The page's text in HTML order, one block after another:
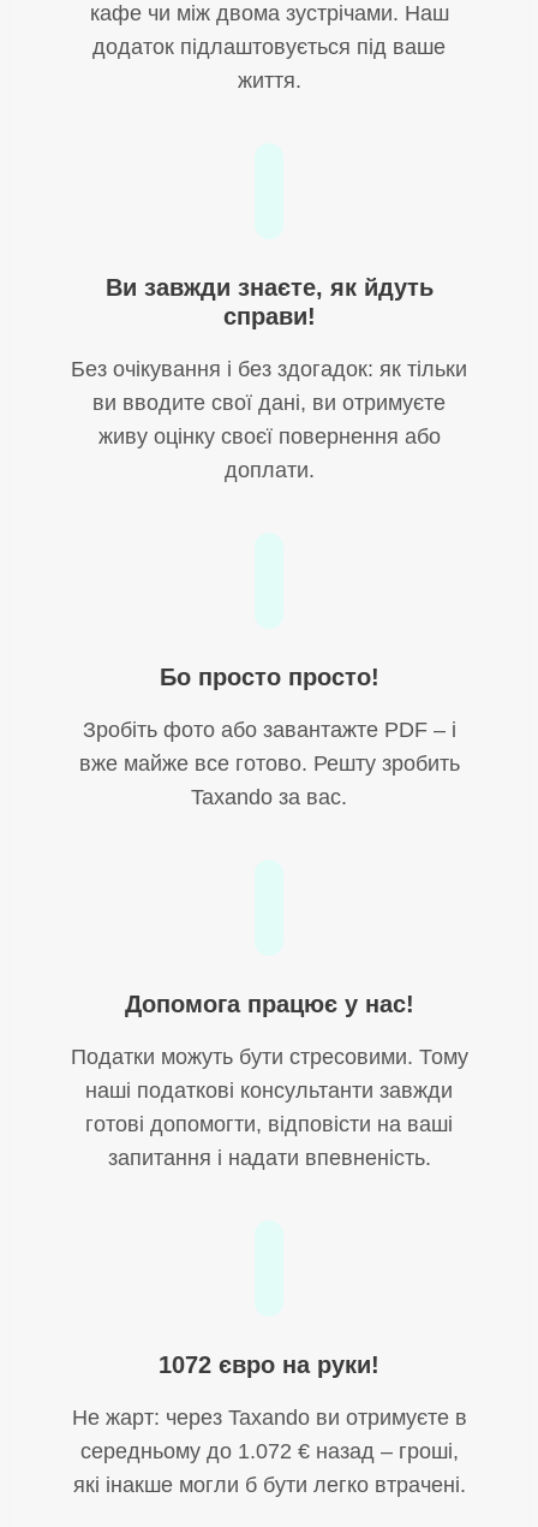
кафе чи між двома зустрічами. Наш
додаток підлаштовується під ваше
життя.
Ви завжди знаєте, як йдуть
справи!
Без очікування і без здогадок: як тільки
ви вводите свої дані, ви отримуєте
живу оцінку своєї повернення або
доплати.
Бо просто просто!
Зробіть фото або завантажте PDF – і
вже майже все готово. Решту зробить
Taxando за вас.
Допомога працює у нас!
Податки можуть бути стресовими. Тому
наші податкові консультанти завжди
готові допомогти, відповісти на ваші
запитання і надати впевненість.
1072 євро на руки!
Не жарт: через Taxando ви отримуєте в
середньому до 1.072 € назад – гроші,
які інакше могли б бути легко втрачені.